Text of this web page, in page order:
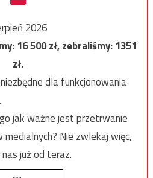
2026
16 500zł, zebraliśmy:1351
zł.
dla funkcjonowania
jak ważne jest przetrwanie
Nie zwlekaj więc,
już od teraz.